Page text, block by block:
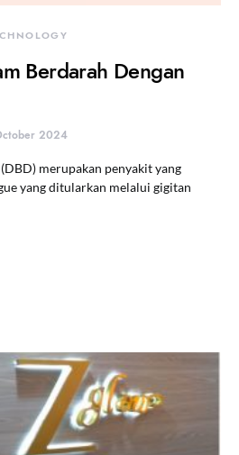
Berdarah Dengan
2024
merupakan penyakit yang
yang ditularkan melalui gigitan